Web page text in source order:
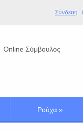
Σύνδεση
Online Σύμβουλος
Ρούχα »